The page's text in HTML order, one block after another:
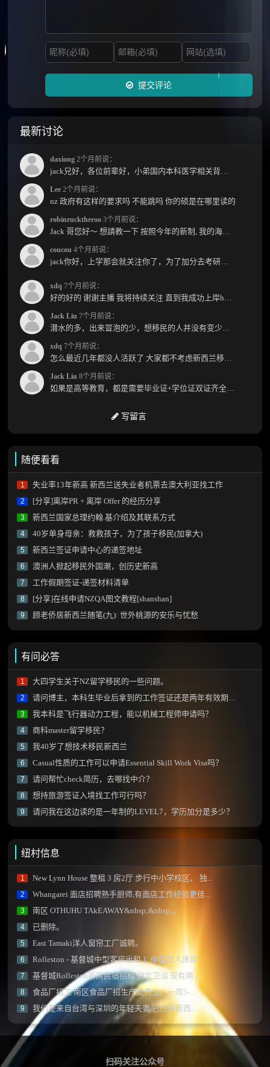
提交评论
最新讨论
daxiong 2个月前说：
Lee 2个月前说：
nz 政府有这样的要求吗 不能跳吗 你的硕是在哪里读的
robinrucktheroo 3个月前说：
coucou 4个月前说：
xdq 7个月前说：
Jack Liu 7个月前说：
xdq 7个月前说：
Jack Liu 8个月前说：
写留言
随便看看
1 失业率13年新高 新西兰送失业者机票去澳大利亚找工作
2 [分享]离岸PR + 离岸 Offer 的经历分享
3 新西兰国家总理约翰.基介绍及其联系方式
4 40岁单身母亲：救救孩子，为了孩子移民(加拿大)
5 新西兰签证申请中心的递签地址
6 澳洲人掀起移民外国潮，创历史新高
7 工作假期签证-递签材料清单
8 [分享]在线申请NZQA图文教程[shanshan]
9 顾老侨居新西兰随笔(九): 世外桃源的安乐与忧愁
有问必答
1 大四学生关于NZ留学移民的一些问题。
2 请问博主，本科生毕业后拿到的工作签证还是两年有效期的那种吗？
3 我本科是飞行器动力工程，能以机械工程师申请吗？
4 商科master留学移民？
5 我40岁了想技术移民新西兰
6 Casual性质的工作可以申请Essential Skill Work Visa吗？
7 请问帮忙check简历，去哪找中介？
8 想持旅游签证入境找工作可行吗？
9 请问我在这边读的是一年制的LEVEL7，学历加分是多少？
纽村信息
1 New Lynn House 整租 3 房2厅 步行中小学校区、 独...
2 Whangarei 面店招聘熟手厨师,有面店工作经验更佳...
3 南区 OTHUHU TAkEAWAY&nbsp;&nbsp;。
4 已删除。
5 East Tamaki洋人窗帘工厂诚聘。
6 Rolleston - 基督城中型客房出租 1. 中型双人床房...
7 基督城Rolleston新房民宿招租 独立卫浴 现有两...
8 食品厂招工 南区食品厂招生产女员工，一周5-...
9 我们是来自台湾与深圳的年轻夫妻 已经来新西...
扫码关注公众号